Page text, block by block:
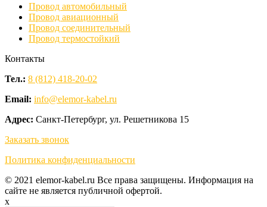
Провод автомобильный
Провод авиационный
Провод соединительный
Провод термостойкий
Контакты
Тел.: 8 (812) 418-20-02
Email: info@elemor-kabel.ru
Адрес: Санкт-Петербург, ул. Решетникова 15
Заказать звонок
Политика конфиденциальности
© 2021 elemor-kabel.ru Все права защищены. Информация на
сайте не является публичной офертой.
x